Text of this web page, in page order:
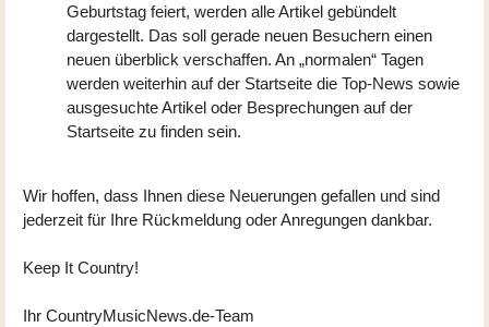
Geburtstag feiert, werden alle Artikel gebündelt
dargestellt. Das soll gerade neuen Besuchern einen
neuen überblick verschaffen. An „normalen“ Tagen
werden weiterhin auf der Startseite die Top-News sowie
ausgesuchte Artikel oder Besprechungen auf der
Startseite zu finden sein.
Wir hoffen, dass Ihnen diese Neuerungen gefallen und sind
jederzeit für Ihre Rückmeldung oder Anregungen dankbar.
Keep It Country!
Ihr CountryMusicNews.de-Team